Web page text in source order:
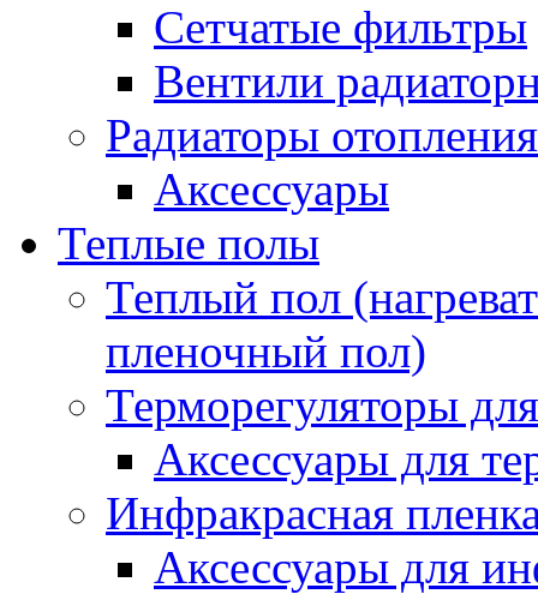
Сетчатые фильтры
Вентили
Радиаторы отопления
Аксессуары
Теплые полы
Теплый пол
пленочный пол)
Терморегуляторы
Аксессуары для
Инфракрасная
Аксессуары для